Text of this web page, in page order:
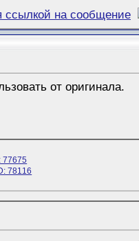
от оригинала.